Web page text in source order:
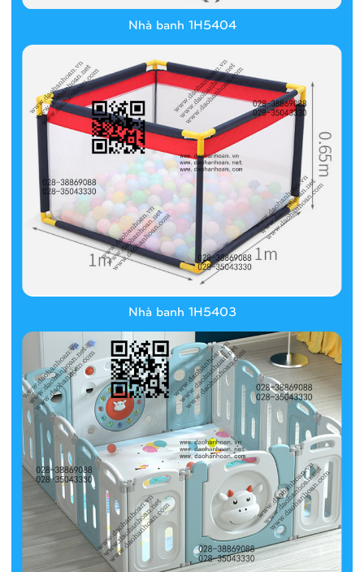
Nhà banh 1H5404
Nhà banh 1H5403